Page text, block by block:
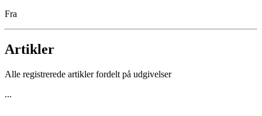
Fra
Artikler
Alle registrerede artikler fordelt på udgivelser
...